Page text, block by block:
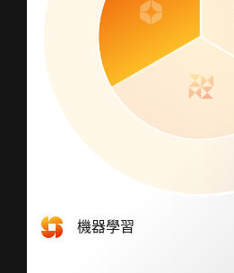
機器學習